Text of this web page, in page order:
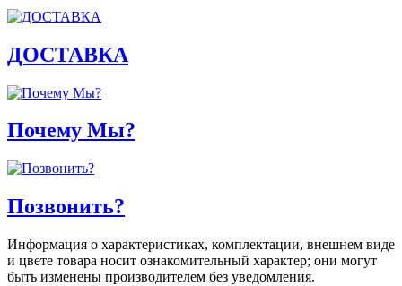
ДОСТАВКА
Почему Мы?
Позвонить?
Информация о характеристиках, комплектации, внешнем виде
и цвете товара носит ознакомительный характер; они могут
быть изменены производителем без уведомления.